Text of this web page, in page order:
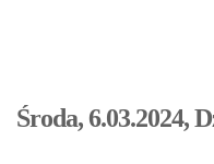
Środa, 6.03.2024,